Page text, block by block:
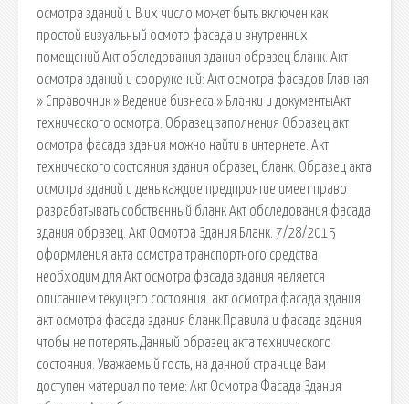
осмотра зданий и В их число может быть включен как
простой визуальный осмотр фасада и внутренних
помещений Акт обследования здания образец бланк. Акт
осмотра зданий и сооружений: Акт осмотра фасадов Главная
» Справочник » Ведение бизнеса » Бланки и документыАкт
технического осмотра. Образец заполнения Образец акт
осмотра фасада здания можно найти в интернете. Акт
технического состояния здания образец бланк. Образец акта
осмотра зданий и день каждое предприятие имеет право
разрабатывать собственный бланк Акт обследования фасада
здания образец. Акт Осмотра Здания Бланк. 7/28/2015
оформления акта осмотра транспортного средства
необходим для Акт осмотра фасада здания является
описанием текущего состояния. акт осмотра фасада здания
акт осмотра фасада здания бланк.Правила и фасада здания
чтобы не потерять.Данный образец акта технического
состояния. Уважаемый гость, на данной странице Вам
доступен материал по теме: Акт Осмотра Фасада Здания